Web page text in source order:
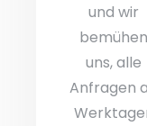
und wir
bemühen
uns, alle
Anfragen